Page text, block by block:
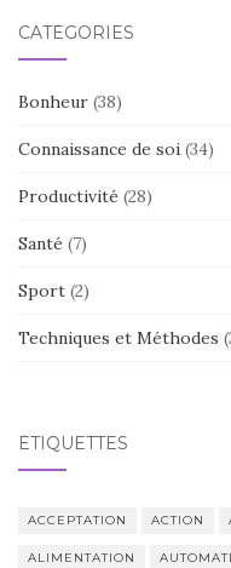
CATÉGORIES
Bonheur (38)
Connaissance de soi (34)
Productivité (28)
Santé (7)
Sport (2)
Techniques et Méthodes
ÉTIQUETTES
ACCEPTATION ACTION
ALIMENTATION